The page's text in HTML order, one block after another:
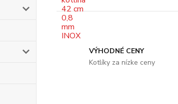
VÝHODNÉ CENY
Kotlíky za nízke ceny